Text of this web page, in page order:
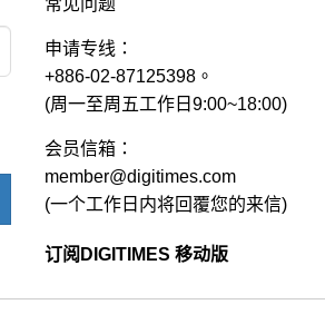
常见问题
申请专线：
+886-02-87125398。
(周一至周五工作日9:00~18:00)
会员信箱：
member@digitimes.com
(一个工作日内将回覆您的来信)
订阅DIGITIMES 移动版